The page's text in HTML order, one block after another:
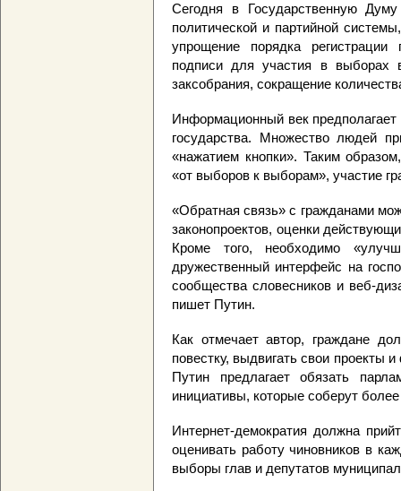
Сегодня в Государственную
политической и партийной
упрощение порядка регистрации
подписи для участия в выборах
заксобрания, сокращение
Информационный век
государства. Множество людей
«нажатием кнопки». Таким
«от выборов к выборам», участие
«Обратная связь» с гражданами
законопроектов, оценки
Кроме того, необходимо
дружественный интерфейс на
сообщества словесников и веб-
пишет Путин.
Как отмечает автор, граждане
повестку, выдвигать свои проекты
Путин предлагает обязать
инициативы, которые соберут
Интернет-демократия должна
оценивать работу чиновников в
выборы глав и депутатов